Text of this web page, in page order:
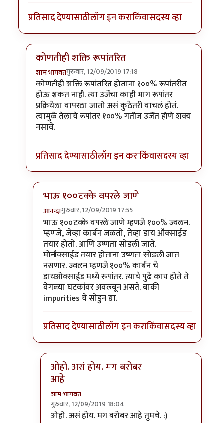
प्रतिसाद देण्यासाठीलॉग इन कराकिंवासदस्य व्हा
कोणतीही शक्ति रूपांतरित
शाम भागवतगुरुवार, 12/09/2019 17:18
In reply toसुधीर जी अजुन काही प्रस्न आहेतbyRajesh188
कोणतीही शक्ति रूपांतरित होताना १००% रूपांतरीत
होऊ शकत नाही. त्या उर्जेचा काही भाग रूपांतर
प्रक्रियेला वापरला जातो असं कुठेतरी वाचलं होतं.
त्यामुळे तेलाचे रूपांतर १००% गतीज उर्जेत होणे शक्य
नसावे.
प्रतिसाद देण्यासाठीलॉग इन कराकिंवासदस्य व्हा
भाऊ १००टक्के वपरले जाणे
आनन्दागुरुवार, 12/09/2019 17:55
In reply toकोणतीही शक्ति रूपांतरितbyशाम भागवत
भाऊ १००टक्के वपरले जाणे म्हणजे १००% ज्वलन.
म्हणजे, जेव्हा कार्बन जळतो, तेव्हा डाय ऑक्साईड
तयार होतो. आणि उष्णता सोडली जाते.
मोनॉक्साईड तयार होताना उष्णता सोडली जात
नसणार. ज्वलन म्हणजे १००% कार्बन चे
डायओक्साईड मध्ये रुपांतर. त्याचे पुढे काय होते ते
वेगळ्या घटकांवर अवलंबून असते. बाकी
impurities चे सोडुन द्या.
प्रतिसाद देण्यासाठीलॉग इन कराकिंवासदस्य व्हा
ओहो. असं होय. मग बरोबर
आहे
शाम भागवत
गुरुवार, 12/09/2019 18:04
In reply toभाऊ १००टक्के वपरले जाणे
ओहो. असं होय. मग बरोबर आहे तुमचे. :)